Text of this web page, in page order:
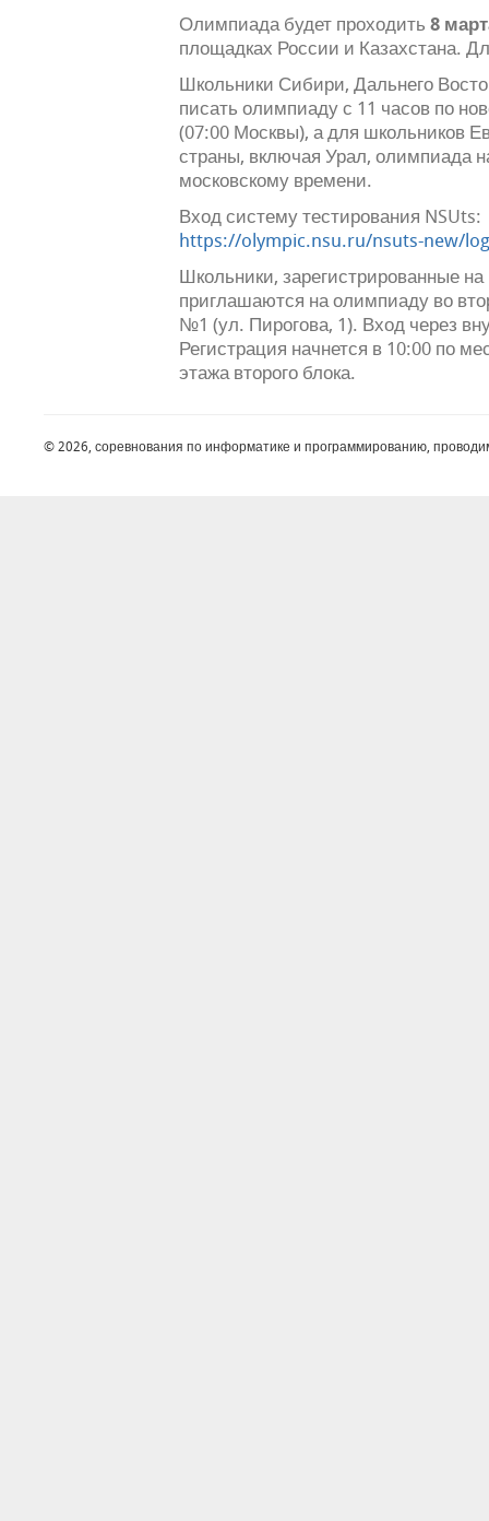
Олимпиада будет проходить 8
площадках России и Казахстана.
Школьники Сибири, Дальнего
писать олимпиаду с 11 часов по
(07:00 Москвы), а для школьников
страны, включая Урал, олимпиада
московскому времени.
Вход систему тестирования NSUts:
https://olympic.nsu.ru/nsuts-new/
Школьники, зарегистрированные
приглашаются на олимпиаду во
№1 (ул. Пирогова, 1). Вход через
Регистрация начнется в 10:00 по
этажа второго блока.
© 2026, соревнования по информатике и программированию,